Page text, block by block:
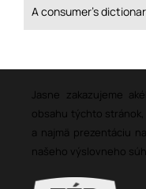
A consumer’s
Jasne zakazujeme
obsahu týchto
a najmä prezentáciu
našeho výslovneho